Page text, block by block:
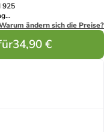
925
ändern sich die Preise?
34,90 €